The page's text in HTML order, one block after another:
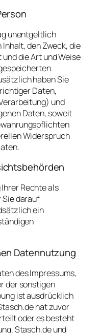
unentgeltlich
den Zweck, die
die Art und Weise
haben Sie
Daten,
und
Daten, soweit
Widerspruch
Rechte als
darauf
ein
Datennutzung
des Impressums,
der sonstigen
ist ausdrücklich
hat zuvor
oder es besteht
Stasch.de und